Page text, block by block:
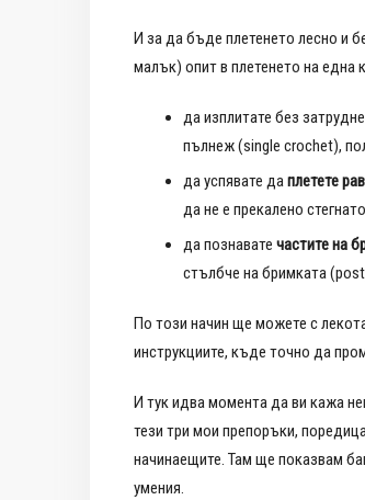
И за да бъде плетенето лесно и
малък) опит в плетенето на една
да изплитате без
пълнеж (single crochet),
да успявате даплетете
да не е прекалено
да познавате частите на
стълбче на бримката
По този начин ще можете с
инструкциите, къде точно да
И тук идва момента да ви кажа
тези три мои препоръки,
начинаещите. Там ще показвам
умения.